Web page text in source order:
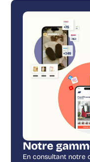
Notre
En consultant notre